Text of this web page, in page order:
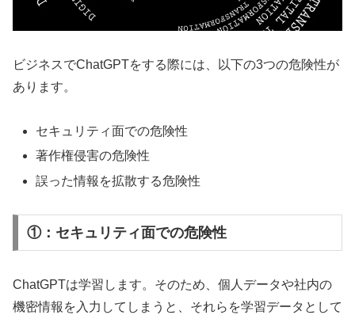
ビジネスでChatGPTをする際には、以下の3つの危険性が
あります。
セキュリティ面での危険性
著作権侵害の危険性
誤った情報を拡散する危険性
①：セキュリティ面での危険性
ChatGPTは学習します。そのため、個人データや社内の
機密情報を入力してしまうと、それらを学習データとして